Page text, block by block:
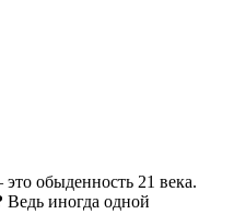
обыденность 21 века.
Ведь иногда одной